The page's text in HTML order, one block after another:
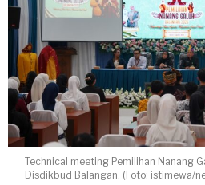
Technical meeting Pemilihan Nanang
Disdikbud Balangan. (Foto: istimewa/